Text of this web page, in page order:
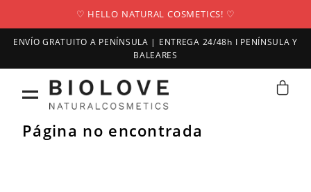
♡ HELLO NATURAL COSMETICS! ♡
ENVÍO GRATUITO A PENÍNSULA | ENTREGA 24/48h I PENÍNSULA Y
BALEARES
Página no encontrada